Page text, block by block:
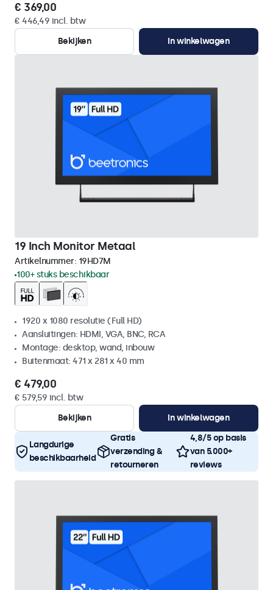
€ 369,00
€ 446,49 incl. btw
Bekijken
In winkelwagen
19 Inch Monitor Metaal
Artikelnummer: 19HD7M
100+ stuks beschikbaar
1920 x 1080 resolutie (Full HD)
Aansluitingen: HDMI, VGA, BNC, RCA
Montage: desktop, wand, inbouw
Buitenmaat: 471 x 281 x 40 mm
€ 479,00
€ 579,59 incl. btw
Bekijken
In winkelwagen
Langdurige
beschikbaarheid
Gratis
verzending &
retourneren
4,8/5 op basis
van 5.000+
reviews